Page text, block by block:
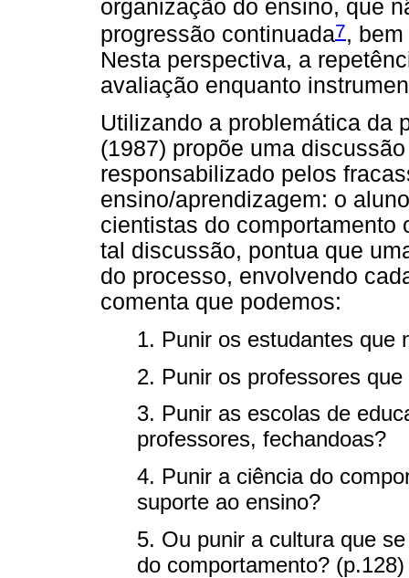
organização do ensino, que
progressão continuada7,
Nesta perspectiva, a
avaliação enquanto
Utilizando a problemática da
(1987) propõe uma
responsabilizado pelos
ensino/aprendizagem: o
cientistas do comportamento
tal discussão, pontua que
do processo, envolvendo
comenta que podemos:
1. Punir os estudantes que
2. Punir os professores
3. Punir as escolas de
professores, fechandoas?
4. Punir a ciência do
suporte ao ensino?
5. Ou punir a cultura que
do comportamento? (p.128)